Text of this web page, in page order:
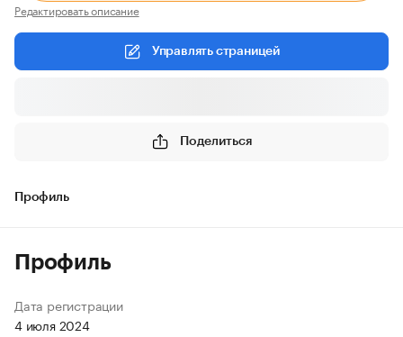
Редактировать описание
Управлять страницей
Поделиться
Профиль
Профиль
Дата регистрации
4 июля 2024